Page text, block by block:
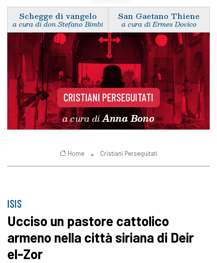
Schegge di vangelo
a cura di don Stefano Bimbi
San Gaetano Thiene
a cura di Ermes Dovico
CRISTIANI PERSEGUITATI
a cura diAnna Bono
Home Cristiani Perseguitati
ISIS
Ucciso un pastore cattolico
armeno nella città siriana di Deir
el-Zor